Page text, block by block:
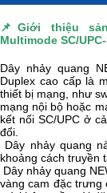
📌Giới thiệu
Multimode SC/
Dây nhảy quang
Duplex cao cấp là
thiết bị mạng, như
mạng nội bộ hoặc
kết nối SC/UPC ở
đổi.
Dây nhảy quang
khoảng cách truyền
Dây nhảy quang
vàng cam đặc trưng